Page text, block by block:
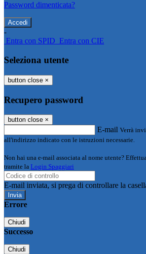
Password dimenticata?
-
Entra con SPID Entra con CIE
Seleziona utente
button close ×
Recupero password
button close ×
E-mail Verrà
all'indirizzo indicato con le istruzioni necessarie.
Non hai una e-mail associata al nome utente?
tramite la Login Spaggiari
E-mail inviata, si prega di controllare la
Errore
Chiudi
Successo
Chiudi